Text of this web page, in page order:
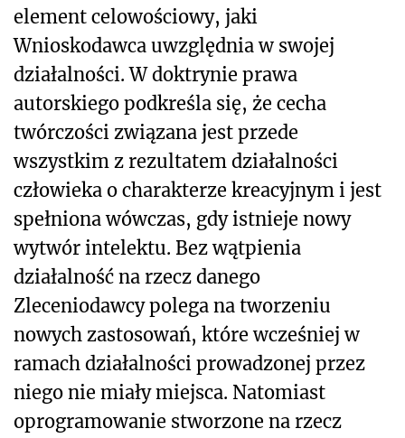
element celowościowy, jaki
Wnioskodawca uwzględnia w swojej
działalności. W doktrynie prawa
autorskiego podkreśla się, że cecha
twórczości związana jest przede
wszystkim z rezultatem działalności
człowieka o charakterze kreacyjnym i jest
spełniona wówczas, gdy istnieje nowy
wytwór intelektu. Bez wątpienia
działalność na rzecz danego
Zleceniodawcy polega na tworzeniu
nowych zastosowań, które wcześniej w
ramach działalności prowadzonej przez
niego nie miały miejsca. Natomiast
oprogramowanie stworzone na rzecz